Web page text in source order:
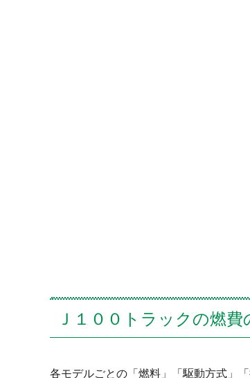
Ｊ１００トラックの燃費
各モデルごとの「燃料」「駆動方式」